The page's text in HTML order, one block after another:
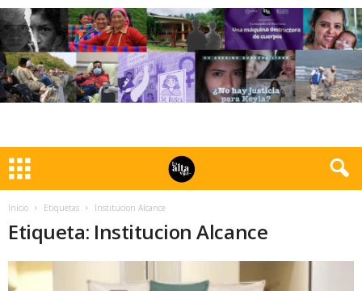
Inicio Etiquetas Institucion Alcance
Etiqueta: Institucion Alcance